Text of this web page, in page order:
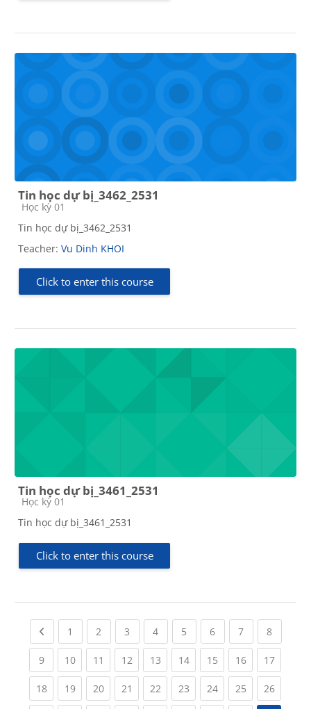
Tin học dự bị_3462_2531
Course category
Học kỳ 01
Tin học dự bị_3462_2531
Teacher: Vu Dinh KHOI
Click to enter this course
Tin học dự bị_3461_2531
Course category
Học kỳ 01
Tin học dự bị_3461_2531
Click to enter this course
Previous page
1 (current)
2 (current)
3 (current)
4(current)
5 (current)
6(current)
7(current)
8(current)
9(current)
10(current)
11 (current)
12(current)
13(current)
14(current)
15(current)
16(current)
17
18(current)
19(current)
20(current)
21 (current)
22(current)
23(current)
24(current)
25(current)
26